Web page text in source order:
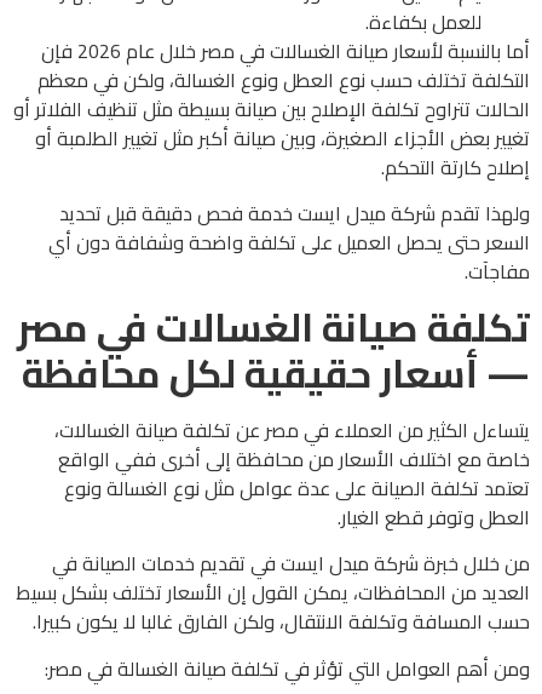
للعمل بكفاءة.
أما بالنسبة لأسعار صيانة الغسالات في مصر خلال عام 2026 فإن
التكلفة تختلف حسب نوع العطل ونوع الغسالة، ولكن في معظم
الحالات تتراوح تكلفة الإصلاح بين صيانة بسيطة مثل تنظيف الفلاتر أو
تغيير بعض الأجزاء الصغيرة، وبين صيانة أكبر مثل تغيير الطلمبة أو
إصلاح كارتة التحكم.
ولهذا تقدم شركة ميدل ايست خدمة فحص دقيقة قبل تحديد
السعر حتى يحصل العميل على تكلفة واضحة وشفافة دون أي
مفاجآت.
تكلفة صيانة الغسالات في مصر
— أسعار حقيقية لكل محافظة
يتساءل الكثير من العملاء في مصر عن تكلفة صيانة الغسالات،
خاصة مع اختلاف الأسعار من محافظة إلى أخرى ففي الواقع
تعتمد تكلفة الصيانة على عدة عوامل مثل نوع الغسالة ونوع
العطل وتوفر قطع الغيار.
من خلال خبرة شركة ميدل ايست في تقديم خدمات الصيانة في
العديد من المحافظات، يمكن القول إن الأسعار تختلف بشكل بسيط
حسب المسافة وتكلفة الانتقال، ولكن الفارق غالبا لا يكون كبيرا.
ومن أهم العوامل التي تؤثر في تكلفة صيانة الغسالة في مصر: